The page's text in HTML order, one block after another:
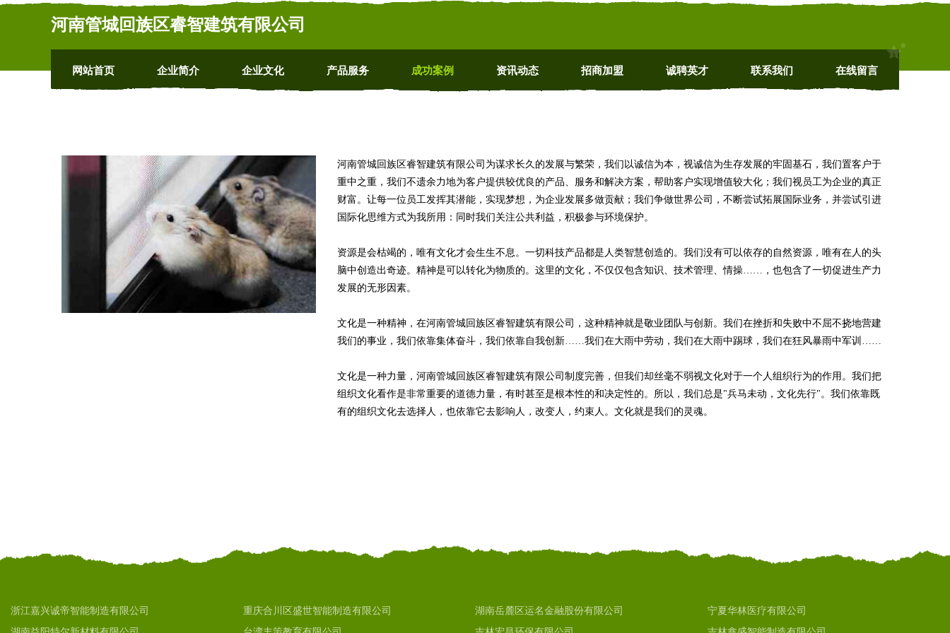
河南管城回族区睿智建筑有限公司
网站首页 企业简介 企业文化 产品服务 成功案例 资讯动态 招商加盟 诚聘英才 联系我们 在线留言
河南管城回族区睿智建筑有限公司为谋求长久的发展与繁荣，我们以诚信为本，视诚信为生存发展的牢固基石，我们置客户于
重中之重，我们不遗余力地为客户提供较优良的产品、服务和解决方案，帮助客户实现增值较大化；我们视员工为企业的真正
财富。让每一位员工发挥其潜能，实现梦想，为企业发展多做贡献；我们争做世界公司，不断尝试拓展国际业务，并尝试引进
国际化思维方式为我所用：同时我们关注公共利益，积极参与环境保护。
资源是会枯竭的，唯有文化才会生生不息。一切科技产品都是人类智慧创造的。我们没有可以依存的自然资源，唯有在人的头
脑中创造出奇迹。精神是可以转化为物质的。这里的文化，不仅仅包含知识、技术管理、情操……，也包含了一切促进生产力
发展的无形因素。
文化是一种精神，在河南管城回族区睿智建筑有限公司，这种精神就是敬业团队与创新。我们在挫折和失败中不屈不挠地营建
我们的事业，我们依靠集体奋斗，我们依靠自我创新……我们在大雨中劳动，我们在大雨中踢球，我们在狂风暴雨中军训……
文化是一种力量，河南管城回族区睿智建筑有限公司制度完善，但我们却丝毫不弱视文化对于一个人组织行为的作用。我们把
组织文化看作是非常重要的道德力量，有时甚至是根本性的和决定性的。所以，我们总是"兵马未动，文化先行"。我们依靠既
有的组织文化去选择人，也依靠它去影响人，改变人，约束人。文化就是我们的灵魂。
浙江嘉兴诚帝智能制造有限公司 重庆合川区盛世智能制造有限公司 湖南岳麓区运名金融股份有限公司
宁夏华林医疗有限公司